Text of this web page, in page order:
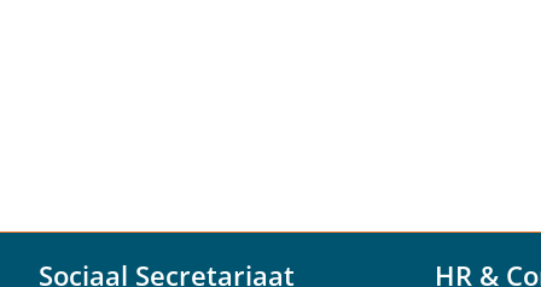
Sociaal Secretariaat HR &